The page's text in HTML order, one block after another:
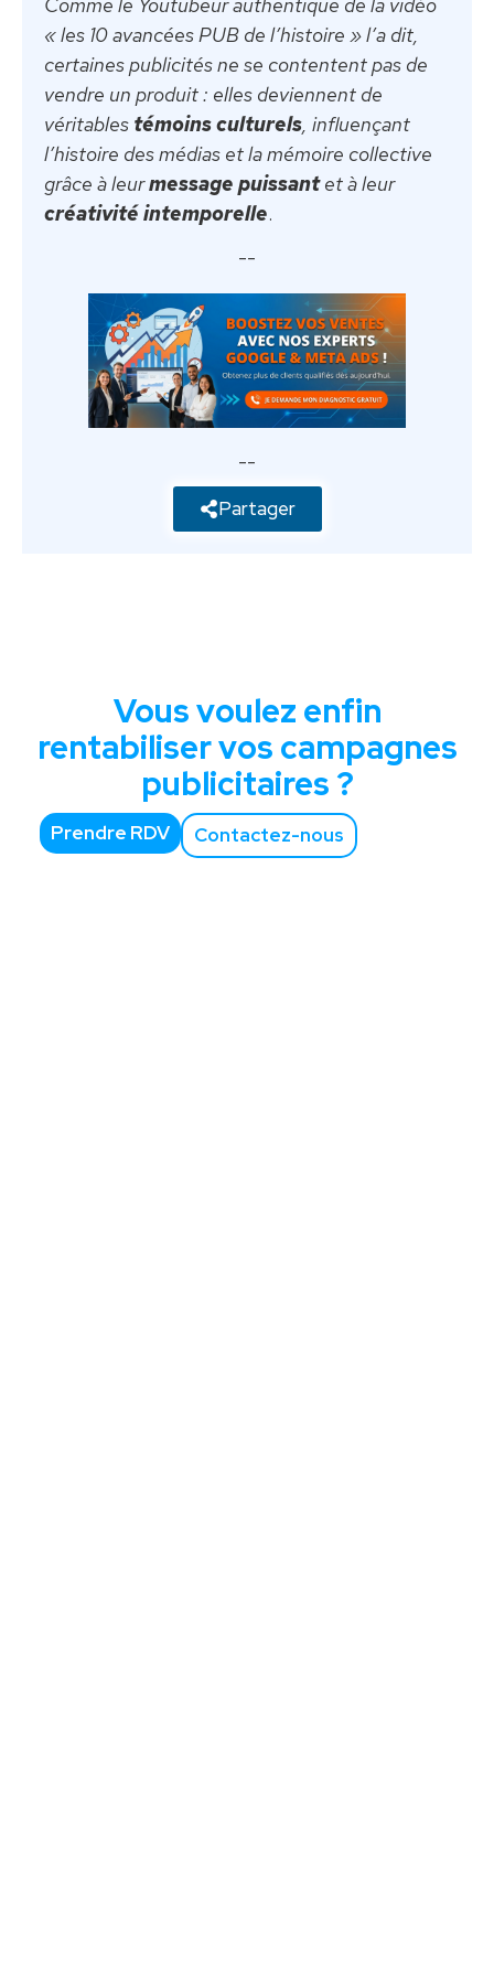
« les 10 avancées PUB de l’histoire »l’a dit,
certaines publicités ne se contentent pas de
vendre un produit : elles deviennent de
véritables témoins culturels, influençant
l’histoire des médias et la mémoire collective
grâce à leurmessage puissantet à leur
créativité intemporelle.
--
--
Partager
Vous voulez enfin
rentabiliser vos campagnes
publicitaires ?
Prendre RDV Contactez-nous